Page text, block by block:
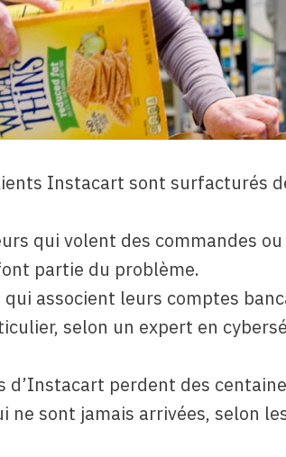
Instacart sont surfacturés
qui volent des commandes
partie du problème.
qui associent leurs comptes
selon un expert en
d’Instacart perdent des
ne sont jamais arrivées, selon